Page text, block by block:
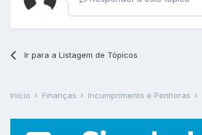
Ir para a Listagem de Tópicos
Início Finanças Incumprimento e Penhoras